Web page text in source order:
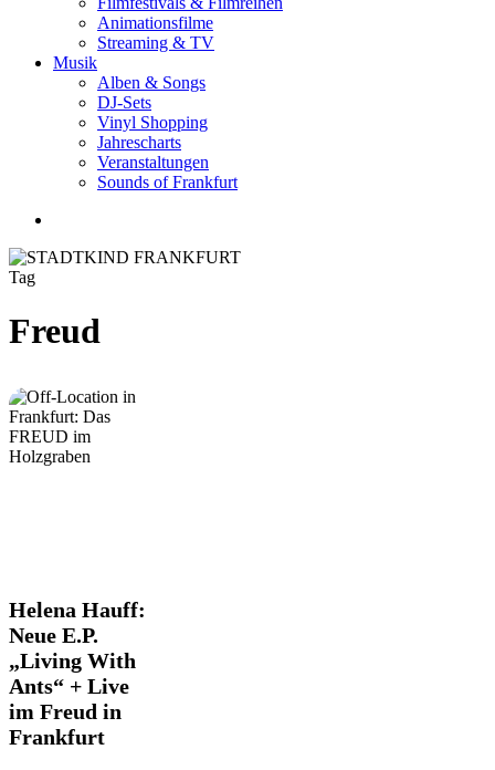
Animationsfilme
Streaming & TV
Musik
Alben & Songs
DJ-Sets
Vinyl Shopping
Jahrescharts
Veranstaltungen
Sounds of Frankfurt
Tag
Freud
Helena
Hauff:
Neue
E.P.
„Living
With
Ants“
+
Helena Hauff:
Neue E.P.
„Living With
Ants“ + Live
im Freud in
Frankfurt